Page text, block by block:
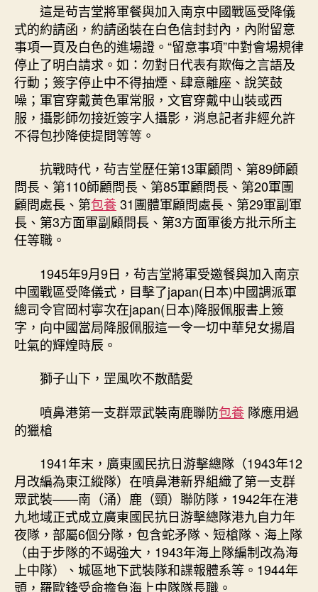
這是茍吉堂將軍餐與加入南京中國戰區受降儀
式的約請函，約請函裝在白色信封封內，內附留意
事項一頁及白色的進場證。“留意事項”中對會場規律
停止了明白請求。如：勿對日代表有欺侮之言語及
行動；簽字停止中不得抽煙、肆意離座、說笑鼓
噪；軍官穿戴黃色軍常服，文官穿戴中山裝或西
服，攝影師勿接近簽字人攝影，消息記者非經允許
不得包抄降使提問等等。
抗戰時代，茍吉堂歷任第13軍顧問、第89師顧
問長、第110師顧問長、第85軍顧問長、第20軍團
顧問處長、第包養31團體軍顧問處長、第29軍副軍
長、第3方面軍副顧問長、第3方面軍後方批示所主
任等職。
1945年9月9日，茍吉堂將軍受邀餐與加入南京
中國戰區受降儀式，目擊了japan(日本)中國調派軍
總司令官岡村寧次在japan(日本)降服佩服書上簽
字，向中國當局降服佩服這一令一切中華兒女揚眉
吐氣的輝煌時辰。
獅子山下，罡風吹不散酷愛
噴鼻港第一支群眾武裝南鹿聯防包養 隊應用過
的獵槍
1941年末，廣東國民抗日游擊總隊（1943年12
月改編為東江縱隊）在噴鼻港新界組織了第一支群
眾武裝——南（涌）鹿（頸）聯防隊，1942年在港
九地域正式成立廣東國民抗日游擊總隊港九自力年
夜隊，部屬6個分隊，包含蛇矛隊、短槍隊、海上隊
（由于步隊的不竭強大，1943年海上隊編制改為海
上中隊）、城區地下武裝隊和諜報體系等。1944年
頭，羅歐鋒受命擔負海上中隊隊長職。